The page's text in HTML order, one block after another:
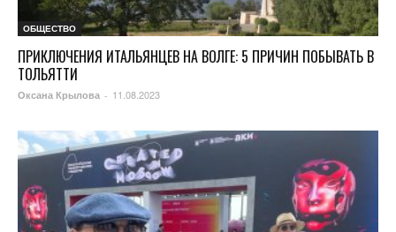
ОБЩЕСТВО
ПРИКЛЮЧЕНИЯ ИТАЛЬЯНЦЕВ НА ВОЛГЕ: 5 ПРИЧИН ПОБЫВАТЬ В
ТОЛЬЯТТИ
Оксана Крылова - 11.08.2023